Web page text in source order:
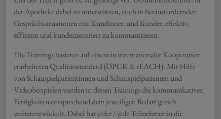
der Apotheke dabei zu unterstützen, auch in herausfordernden
Gesprächssituationen mit Kundinnen und Kunden effektiv,
effizient und kundenzentriert zu kommunizieren.
Die Trainings basieren auf einem in internationaler Kooperation
erarbeiteten Qualitätsstandard (ÖPGK & tEACH). Mit Hilfe
von Schauspielpatientinnen und Schauspielpatienten und
Videobeispielen werden in diesen Trainings die kommunikativen
Fertigkeiten entsprechend dem jeweiligen Bedarf gezielt
weiterentwickelt. Dabei hat jeder / jede Teilnehmer:in die